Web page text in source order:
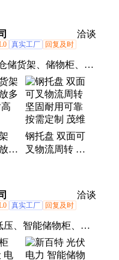
洽谈
真实工厂
回复及时
储货架、储物柜、仓
阁楼货架、贯通货
梭车货架、工作台、
型工作台、托盘、钢
固架、堆垛架、重型
型工具柜
多
钢托盘 双面可
叉物流周转 坚
洽谈
真实工厂
回复及时
压、智能储物柜、电
、svg无功、开关
高压柜、启动柜、进